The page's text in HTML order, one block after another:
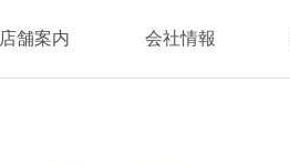
店舗案内 会社情報